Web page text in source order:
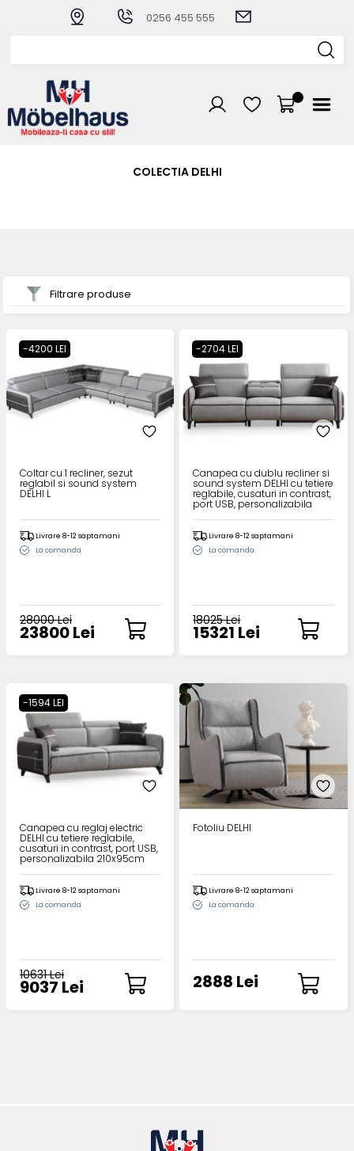
0256 455 555
COLECTIA DELHI
Filtrare produse
-4200 LEI
Coltar cu 1 recliner, sezut
reglabil si sound system
DELHI L
Livrare 8-12 saptamani
La comanda
28000 Lei
23800 Lei
-2704 LEI
Canapea cu dublu recliner si
sound system DELHI cu tetiere
reglabile, cusaturi in contrast,
port USB, personalizabila
240x95cm
Livrare 8-12 saptamani
La comanda
18025 Lei
15321 Lei
-1594 LEI
Canapea cu reglaj electric
DELHI cu tetiere reglabile,
cusaturi in contrast, port USB,
personalizabila 210x95cm
Livrare 8-12 saptamani
La comanda
10631 Lei
9037 Lei
Fotoliu DELHI
Livrare 8-12 saptamani
La comanda
2888 Lei